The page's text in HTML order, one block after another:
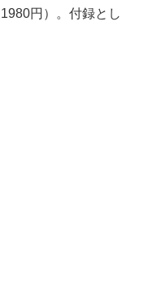
円）。付録とし